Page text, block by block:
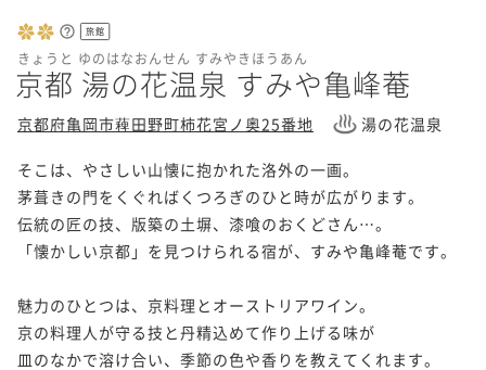
旅館
きょうと ゆのはなおんせん すみやきほうあん
京都 湯の花温泉 すみや亀峰菴
京都府亀岡市薭田野町柿花宮ノ奥25番地 湯の花温泉
そこは、やさしい山懐に抱かれた洛外の一画。
茅葺きの門をくぐればくつろぎのひと時が広がります。
伝統の匠の技、版築の土塀、漆喰のおくどさん…。
「懐かしい京都」を見つけられる宿が、すみや亀峰菴です。
魅力のひとつは、京料理とオーストリアワイン。
京の料理人が守る技と丹精込めて作り上げる味が
皿のなかで溶け合い、季節の色や香りを教えてくれます。